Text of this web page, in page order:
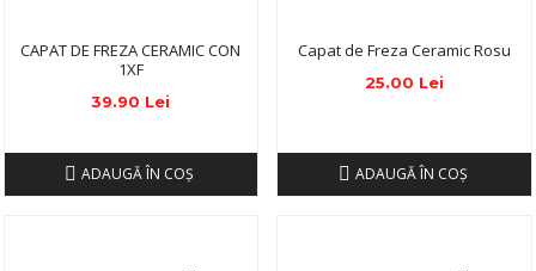
CAPAT DE FREZA CERAMIC CON
1XF
39.90 Lei
ADAUGĂ ÎN COŞ
Capat de Freza Ceramic Rosu
25.00 Lei
ADAUGĂ ÎN COŞ